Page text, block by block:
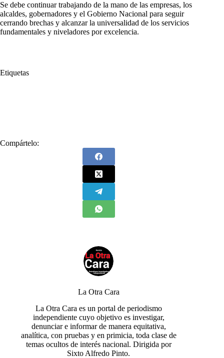
Se debe continuar trabajando de la mano de las empresas, los
alcaldes, gobernadores y el Gobierno Nacional para seguir
cerrando brechas y alcanzar la universalidad de los servicios
fundamentales y niveladores por excelencia.
Etiquetas
Compártelo:
La Otra Cara
La Otra Cara es un portal de periodismo
independiente cuyo objetivo es investigar,
denunciar e informar de manera equitativa,
analítica, con pruebas y en primicia, toda clase de
temas ocultos de interés nacional. Dirigida por
Sixto Alfredo Pinto.